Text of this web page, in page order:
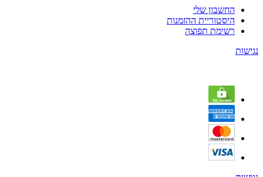
החשבון שלי
היסטוריית ההזמנות
רשימת תפוצה
נגישות